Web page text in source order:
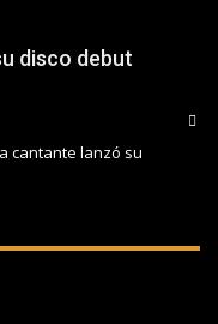
disco debut
cantante lanzó su